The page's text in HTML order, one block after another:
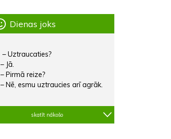
Dienas joks
– Uztraucaties?
– Jā.
– Pirmā reize?
– Nē, esmu uztraucies arī agrāk.
skatīt nākošo